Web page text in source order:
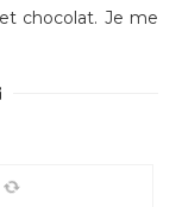
chocolat. Je me